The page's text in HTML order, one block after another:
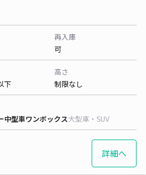
再入庫
可
下
高さ
制限なし
中型車ワンボックス大型車・SUV
詳細へ